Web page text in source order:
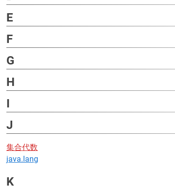
E
F
G
H
I
J
集合代数
java.lang
K